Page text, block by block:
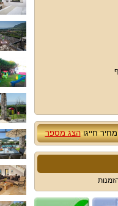
חייגוהצג מספר